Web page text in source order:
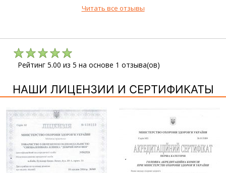
Читать все отзывы
Рейтинг 5.00 из 5 на основе 1 отзыва(ов)
НАШИ ЛИЦЕНЗИИ И СЕРТИФИКАТЫ